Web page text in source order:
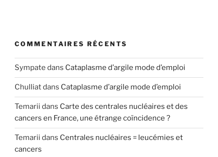
COMMENTAIRES RÉCENTS
Sympate dans Cataplasme d’argile mode d’emploi
Chulliatdans Cataplasme d’argile mode d’emploi
Temarii dans Carte des centrales nucléaires et des
cancers en France, une étrange coïncidence ?
Temarii dans Centrales nucléaires = leucémies et
cancers